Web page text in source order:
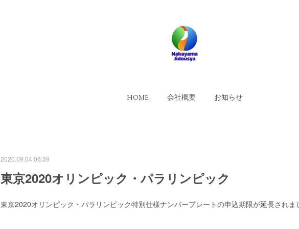
HOME 会社概要 お知らせ
2020.09.04 06:39
東京2020オリンピック・パラリンピック
東京2020オリンピック・パラリンピック特別仕様ナンバープレートの申込期限が延長されま